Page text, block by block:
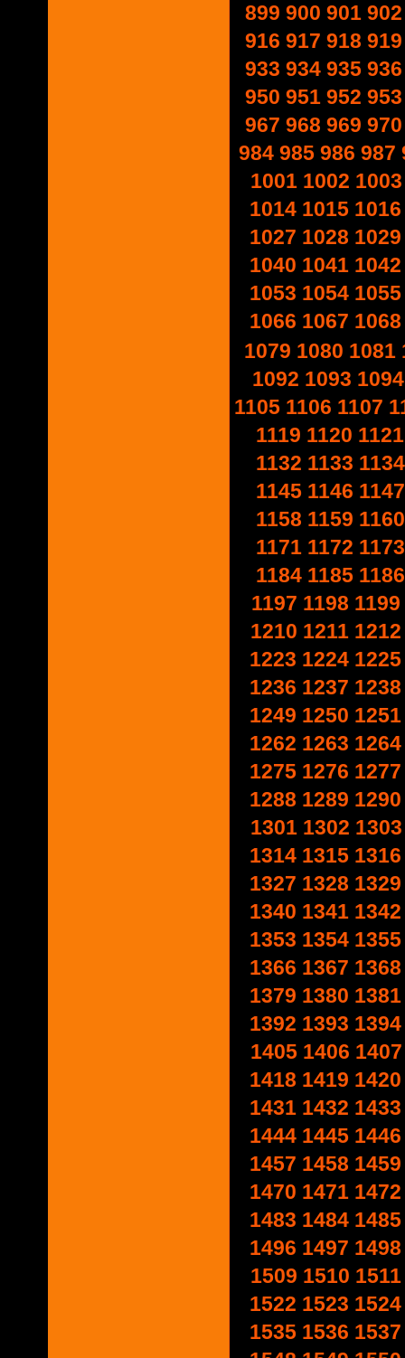
899 900 901 902
916 917 918 919
933 934 935 936
950 951 952 953
967 968 969 970
984 985 986 987
1001 1002 1003
1014 1015 1016
1027 1028 1029
1040 1041 1042
1053 1054 1055
1066 1067 1068
1079 1080 1081
1092 1093 1094
1105 1106 1107
1119 1120 1121
1132 1133 1134
1145 1146 1147
1158 1159 1160
1171 1172 1173
1184 1185 1186
1197 1198 1199
1210 1211 1212
1223 1224 1225
1236 1237 1238
1249 1250 1251
1262 1263 1264
1275 1276 1277
1288 1289 1290
1301 1302 1303
1314 1315 1316
1327 1328 1329
1340 1341 1342
1353 1354 1355
1366 1367 1368
1379 1380 1381
1392 1393 1394
1405 1406 1407
1418 1419 1420
1431 1432 1433
1444 1445 1446
1457 1458 1459
1470 1471 1472
1483 1484 1485
1496 1497 1498
1509 1510 1511
1522 1523 1524
1535 1536 1537